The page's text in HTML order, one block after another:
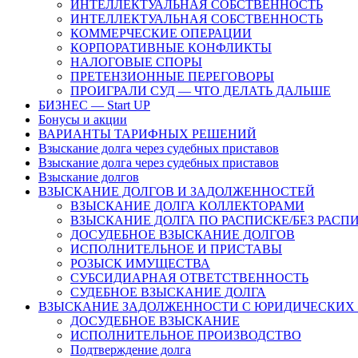
ИНТЕЛЛЕКТУАЛЬНАЯ СОБСТВЕННОСТЬ
ИНТЕЛЛЕКТУАЛЬНАЯ СОБСТВЕННОСТЬ
КОММЕРЧЕСКИЕ ОПЕРАЦИИ
КОРПОРАТИВНЫЕ КОНФЛИКТЫ
НАЛОГОВЫЕ СПОРЫ
ПРЕТЕНЗИОННЫЕ ПЕРЕГОВОРЫ
ПРОИГРАЛИ СУД — ЧТО ДЕЛАТЬ ДАЛЬШЕ
БИЗНЕС — Start UP
Бонусы и акции
ВАРИАНТЫ ТАРИФНЫХ РЕШЕНИЙ
Взыскание долга через судебных приставов
Взыскание долга через судебных приставов
Взыскание долгов
ВЗЫСКАНИЕ ДОЛГОВ И ЗАДОЛЖЕННОСТЕЙ
ВЗЫСКАНИЕ ДОЛГА КОЛЛЕКТОРАМИ
ВЗЫСКАНИЕ ДОЛГА ПО РАСПИСКЕ/БЕЗ
ДОСУДЕБНОЕ ВЗЫСКАНИЕ ДОЛГОВ
ИСПОЛНИТЕЛЬНОЕ И ПРИСТАВЫ
РОЗЫСК ИМУЩЕСТВА
СУБСИДИАРНАЯ ОТВЕТСТВЕННОСТЬ
СУДЕБНОЕ ВЗЫСКАНИЕ ДОЛГА
ВЗЫСКАНИЕ ЗАДОЛЖЕННОСТИ С ЮРИДИЧЕСКИХ
ДОСУДЕБНОЕ ВЗЫСКАНИЕ
ИСПОЛНИТЕЛЬНОЕ ПРОИЗВОДСТВО
Подтверждение долга